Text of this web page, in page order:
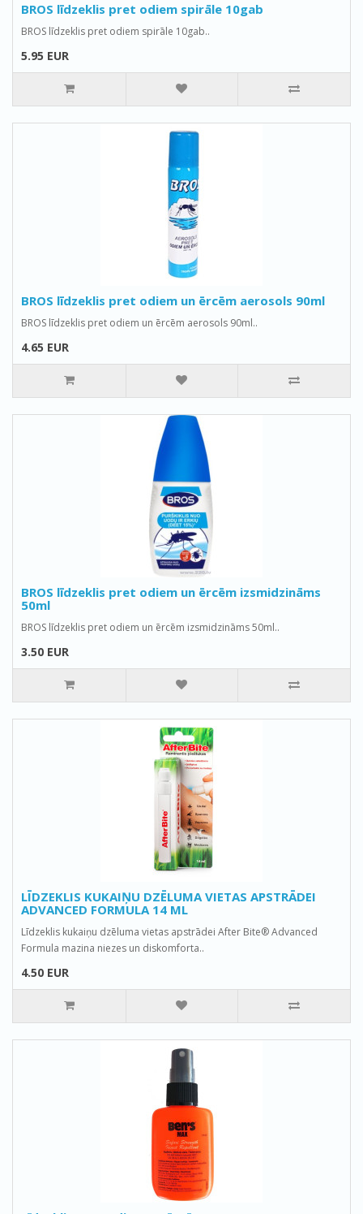
BROS līdzeklis pret odiem spirāle 10gab
BROS līdzeklis pret odiem spirāle 10gab..
5.95 EUR
BROS līdzeklis pret odiem un ērcēm aerosols 90ml
BROS līdzeklis pret odiem un ērcēm aerosols 90ml..
4.65 EUR
BROS līdzeklis pret odiem un ērcēm izsmidzināms
50ml
BROS līdzeklis pret odiem un ērcēm izsmidzināms 50ml..
3.50 EUR
LĪDZEKLIS KUKAIŅU DZĒLUMA VIETAS APSTRĀDEI
ADVANCED FORMULA 14 ML
Līdzeklis kukaiņu dzēluma vietas apstrādei After Bite® Advanced
Formula mazina niezes un diskomforta..
4.50 EUR